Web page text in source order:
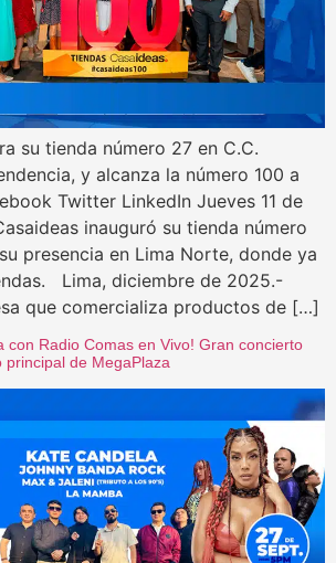
su tienda número 27 en C.C.
y alcanza la número 100 a
Twitter LinkedIn Jueves 11 de
inauguró su tienda número
presencia en Lima Norte, donde ya
Lima, diciembre de 2025.-
que comercializa productos de […]
con Radio Comas en Vivo! Gran concierto
de MegaPlaza